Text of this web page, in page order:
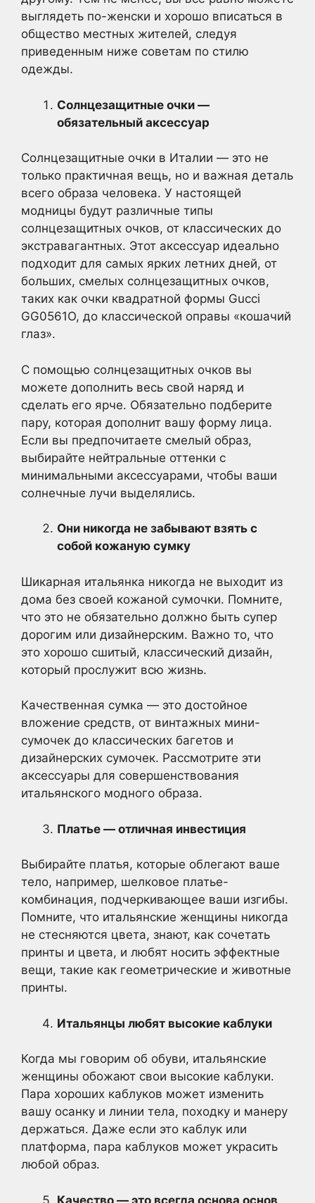
выглядеть по-женски и хорошо вписаться в
общество местных жителей, следуя
приведенным ниже советам по стилю
одежды.
Солнцезащитные очки —
обязательный аксессуар
Солнцезащитные очки в Италии — это не
только практичная вещь, но и важная деталь
всего образа человека. У настоящей
модницы будут различные типы
солнцезащитных очков, от классических до
экстравагантных. Этот аксессуар идеально
подходит для самых ярких летних дней, от
больших, смелых солнцезащитных очков,
таких как очки квадратной формы Gucci
GG0561O, до классической оправы «кошачий
глаз».
С помощью солнцезащитных очков вы
можете дополнить весь свой наряд и
сделать его ярче. Обязательно подберите
пару, которая дополнит вашу форму лица.
Если вы предпочитаете смелый образ,
выбирайте нейтральные оттенки с
минимальными аксессуарами, чтобы ваши
солнечные лучи выделялись.
Они никогда не забывают взять с
собой кожаную сумку
Шикарная итальянка никогда не выходит из
дома без своей кожаной сумочки. Помните,
что это не обязательно должно быть супер
дорогим или дизайнерским. Важно то, что
это хорошо сшитый, классический дизайн,
который прослужит всю жизнь.
Качественная сумка — это достойное
вложение средств, от винтажных мини-
сумочек до классических багетов и
дизайнерских сумочек. Рассмотрите эти
аксессуары для совершенствования
итальянского модного образа.
Платье — отличная инвестиция
Выбирайте платья, которые облегают ваше
тело, например, шелковое платье-
комбинация, подчеркивающее ваши изгибы.
Помните, что итальянские женщины никогда
не стесняются цвета, знают, как сочетать
принты и цвета, и любят носить эффектные
вещи, такие как геометрические и животные
принты.
Итальянцы любят высокие каблуки
Когда мы говорим об обуви, итальянские
женщины обожают свои высокие каблуки.
Пара хороших каблуков может изменить
вашу осанку и линии тела, походку и манеру
держаться. Даже если это каблук или
платформа, пара каблуков может украсить
любой образ.
Качество — это всегда основа основ